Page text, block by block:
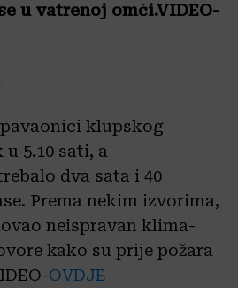
u vatrenoj omči.VIDEO-
klupskog
5.10 sati, a
dva sata i 40
Prema nekim izvorima,
neispravan klima-
kako su prije požara
OVDJE